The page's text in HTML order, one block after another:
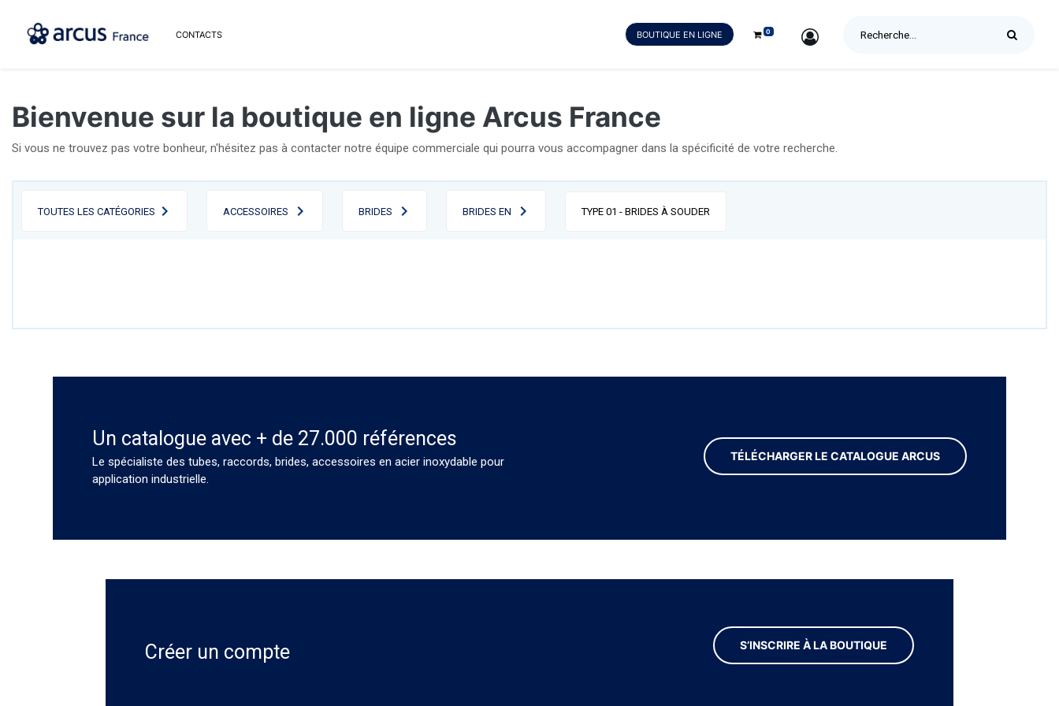
CONTACTS BOUTIQUE EN LIGNE 0 SIGN IN
Bienvenue sur la boutique en ligne Arcus France
Si vous ne trouvez pas votre bonheur, n'hésitez pas à contacter notre équipe commerciale qui pourra vous accompagner dans la spécificité de votre recherche.
TOUTES LES CATÉGORIES ACCESSOIRES BRIDES BRIDES EN TYPE 01 - BRIDES À SOUDER
Un catalogue avec + de 27.000 références
Le spécialiste des tubes, raccords, brides, accessoires en acier inoxydable pour
application industrielle.
TÉLÉCHARGER LE CATALOGUE ARCUS
Créer un compte S’INSCRIRE À LA BOUTIQUE